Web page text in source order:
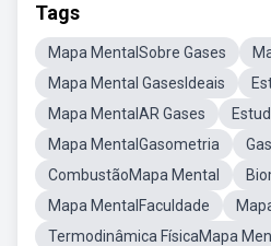
Tags
Mapa MentalSobre Gases
Mapa Mental GasesIdeais
Mapa MentalAR Gases
Mapa MentalGasometria
CombustãoMapa Mental
Mapa MentalFaculdade
Termodinâmica FísicaMapa